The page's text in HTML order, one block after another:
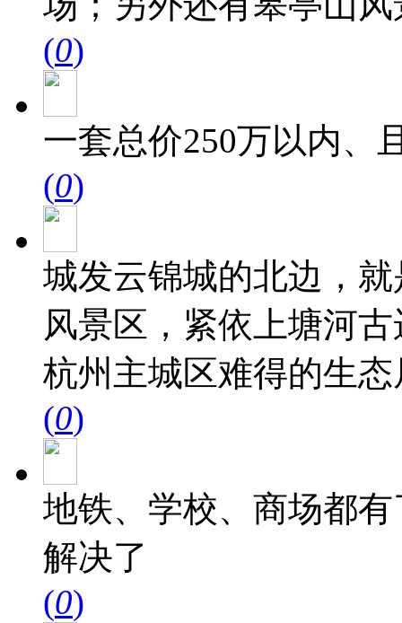
(0)
一套总价250万以内、
(0)
城发云锦城的北边，
风景区，紧依上塘河
杭州主城区难得的生
(0)
地铁、学校、商场都
解决了
(0)